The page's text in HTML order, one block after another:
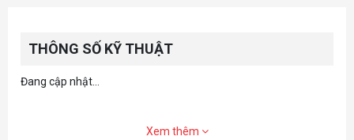
THÔNG SỐ KỸ THUẬT
Đang cập nhật...
Xem thêm